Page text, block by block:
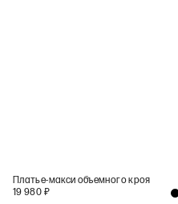
Платье-макси объемного кроя
19 980 ₽